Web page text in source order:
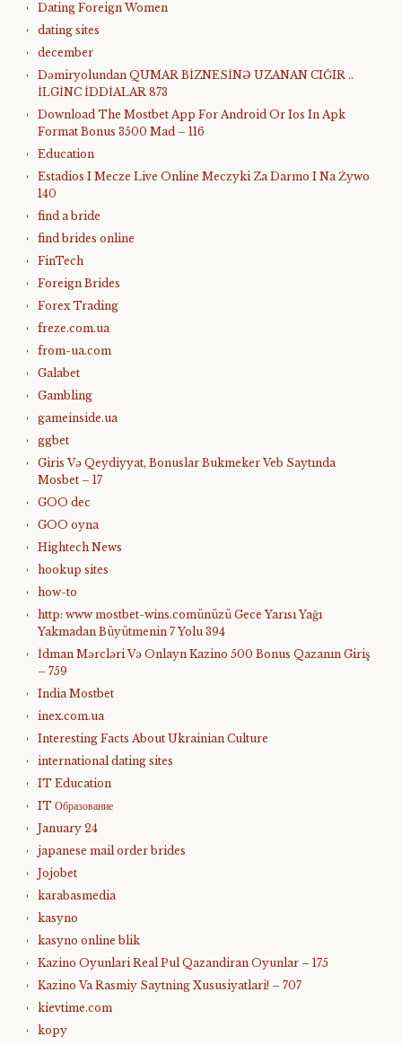
Dating Foreign Women
dating sites
december
Dəmiryolundan QUMAR BİZNESİNƏ UZANAN CIĞIR ..
İLGİNC İDDİALAR 873
Download The Mostbet App For Android Or Ios In Apk
Format Bonus 3500 Mad – 116
Education
Estadios I Mecze Live Online Meczyki Za Darmo I Na Żywo
140
find a bride
find brides online
FinTech
Foreign Brides
Forex Trading
freze.com.ua
from-ua.com
Galabet
Gambling
gameinside.ua
ggbet
Giris Və Qeydiyyat, Bonuslar Bukmeker Veb Saytında
Mosbet – 17
GOO dec
GOO oyna
Hightech News
hookup sites
how-to
http: www mostbet-wins.comünüzü Gece Yarısı Yağı
Yakmadan Büyütmenin 7 Yolu 394
İdman Mərcləri Və Onlayn Kazino 500 Bonus Qazanın Giriş
– 759
India Mostbet
inex.com.ua
Interesting Facts About Ukrainian Culture
international dating sites
IT Education
IT Образование
January 24
japanese mail order brides
Jojobet
karabasmedia
kasyno
kasyno online blik
Kazino Oyunlari Real Pul Qazandiran Oyunlar – 175
Kazino Va Rasmiy Saytning Xususiyatlari! – 707
kievtime.com
kopy